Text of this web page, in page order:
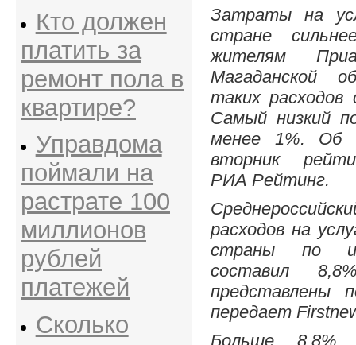
Кто должен
платить за
ремонт пола в
квартире?
Управдома
поймали на
растрате 100
миллионов
рублей
платежей
Сколько
Затраты на
стране
жителям
Магаданской
таких расходов
Самый низкий
менее 1%. Об
вторник
РИА Рейтинг.
расходов на
страны по
составил
представлены
передает
Больше